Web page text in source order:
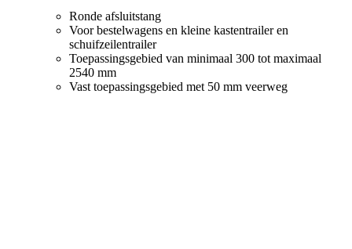
Ronde afsluitstang
Voor bestelwagens en kleine kastentrailer en
schuifzeilentrailer
Toepassingsgebied van minimaal 300 tot maximaal
2540 mm
Vast toepassingsgebied met 50 mm veerweg